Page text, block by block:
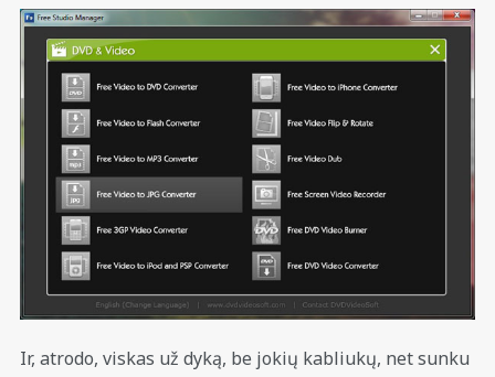
Ir, atrodo, viskas už dyką, be jokių kabliukų, net sunku